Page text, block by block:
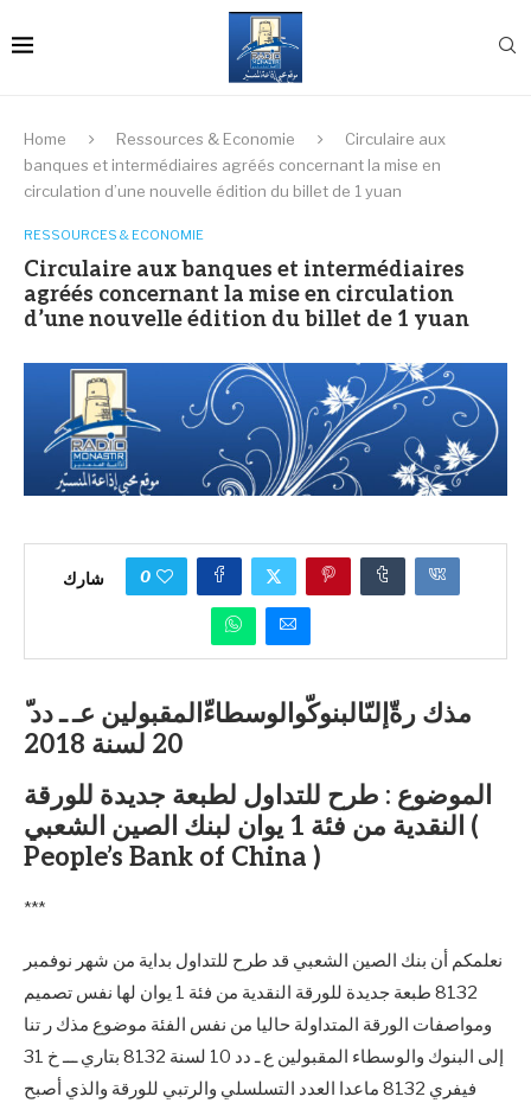
Home Ressources & Economie
Circulaire aux
banques et intermédiaires agréés concernant la mise en
circulation d’une nouvelle édition du billet de 1 yuan
RESSOURCES & ECONOMIE
Circulaire aux banques et intermédiaires
agréés concernant la mise en circulation
d’une nouvelle édition du billet de 1 yuan
شارك 0
ّ مذك رةّإلىّالبنوكّوالوسطاءّالمقبولين عـ ـ دد
20 لسنة 2018
الموضوع : طرح للتداول لطبعة جديدة للورقة
النقدية من فئة 1 يوان لبنك الصين الشعبي (
People’s Bank of China )
***
نعلمكم أن بنك الصين الشعبي قد طرح للتداول بداية من شهر نوفمبر
8132 طبعة جديدة للورقة النقدية من فئة 1 يوان لها نفس تصميم
ومواصفات الورقة المتداولة حاليا من نفس الفئة موضوع مذك ر تنا
إلى البنوك والوسطاء المقبولين ع ـ دد 10 لسنة 8132 بتاري ـــ خ 31
فيفري 8132 ماعدا العدد التسلسلي والرتبي للورقة والذي أصبح